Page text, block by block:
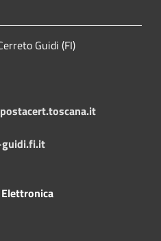
Guidi (FI)
guidi.fi.it